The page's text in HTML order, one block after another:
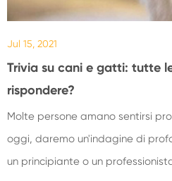
Jul 15, 2021
Trivia su cani e gatti: tutte
rispondere?
Molte persone amano sentirsi
oggi, daremo un'indagine di
un principiante o un